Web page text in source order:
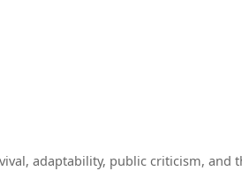
adaptability, public criticism, and